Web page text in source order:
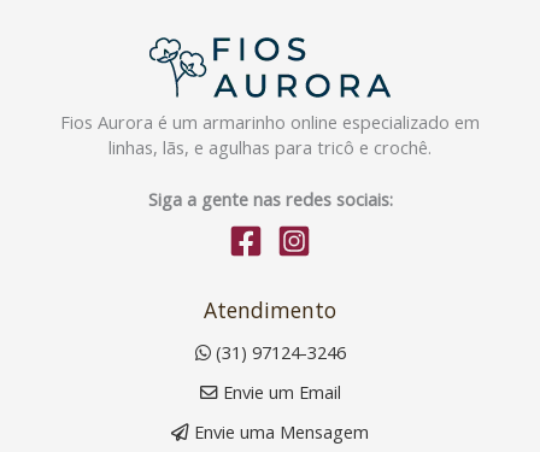
Fios Aurora é um armarinho online especializado em
linhas, lãs, e agulhas para tricô e crochê.
Siga a gente nas redes sociais:
Atendimento
(31) 97124-3246
Envie um Email
Envie uma Mensagem